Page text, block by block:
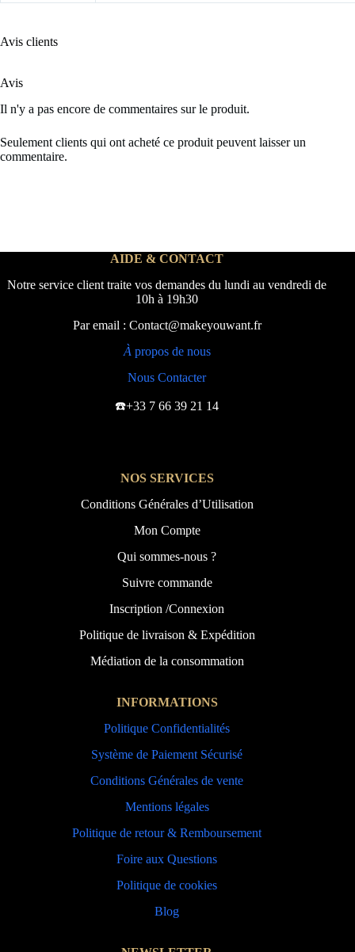
Avis clients
Avis
Il n'y a pas encore de commentaires sur le produit.
Seulement clients qui ont acheté ce produit peuvent laisser un
commentaire.
AIDE & CONTACT
Notre service client traite vos demandes du lundi au vendredi de
10h à 19h30
Par email : Contact@makeyouwant.fr
À propos de nous
Nous Contacter
☎️+33 7 66 39 21 14
NOS SERVICES
Conditions Générales d’Utilisation
Mon Compte
Qui sommes-nous ?
Suivre commande
Inscription /Connexion
Politique de livraison & Expédition
Médiation de la consommation
INFORMATIONS
Politique Confidentialités
Système de Paiement Sécurisé
Conditions Générales de vente
Mentions légales
Politique de retour & Remboursement
Foire aux Questions
Politique de cookies
Blog